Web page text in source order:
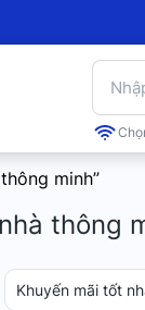
minh”
thông
Khuyến mãi tốt